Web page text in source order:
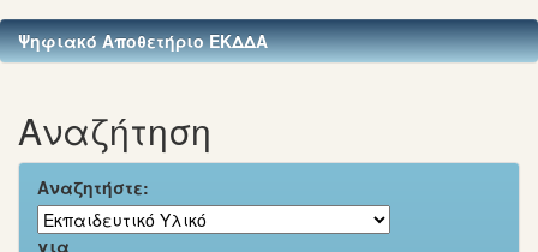
Ψηφιακό Αποθετήριο ΕΚΔΔΑ
Αναζήτηση
Αναζητήστε:
για